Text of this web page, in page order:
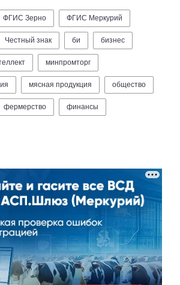
ФГИС Зерно ФГИС Меркурий
Честный знак би бизнес
минпромторг
мясная продукция общество
фермерство финансы